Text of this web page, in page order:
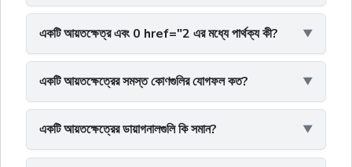
একটি আয়তক্ষেত্র এবং 0 href="2 এর মধ্যে পার্থক্য কী?
একটি আয়তক্ষেত্রের সমস্ত কোণগুলির যোগফল কত?
একটি আয়তক্ষেত্রের ডায়াগনালগুলি কি সমান?